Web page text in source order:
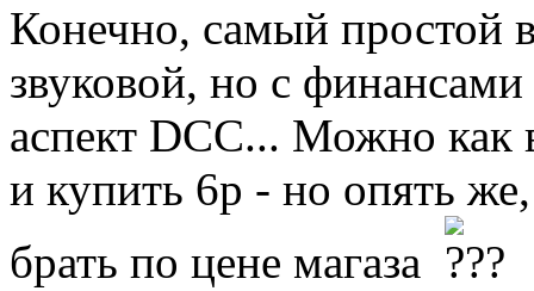
Конечно, самый простой
звуковой, но с
аспект DCC... Можно как
и купить 6р - но опять
брать по цене магаза